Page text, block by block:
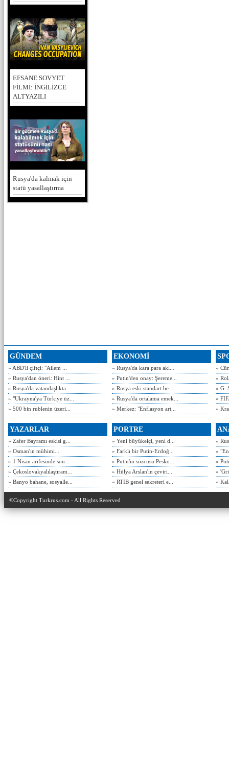
EFSANE SOVYET
FİLMİ: İNGİLİZCE
ALTYAZILI
Rusya'da kalmak için
statü yasallaştırma
GÜNDEM
» ABD'li çiftçi: "Ailem ...
» Rusya'dan öneri: Hint ...
» Rusya'da vatandaşlıkta...
» "Ukrayna'ya Türkiye üz...
» 500 bin rublenin üzeri...
EKONOMİ
» Rusya'da kara para akl...
» Putin'den onay: Şereme...
» Rusya eski standart be...
» Rusya'da ortalama emek...
» Merkez: "Enflasyon art...
»
»
» G.
»
»
YAZARLAR
» Zafer Bayramı eskisi g...
» Osman'ın mühimi...
» 1 Nisan arifesinde son...
» Çekoslovakyalılaştıram...
» Banyo bahane, sosyalle...
PORTRE
» Yeni büyükelçi, yeni d...
» Farklı bir Putin-Erdoğ...
» Putin'in sözcüsü Pesko...
» Hülya Arslan'ın çeviri...
» RTİB genel sekreteri e...
»
»
»
»
»
©Copyright Turkrus.com - All Rights Reserved